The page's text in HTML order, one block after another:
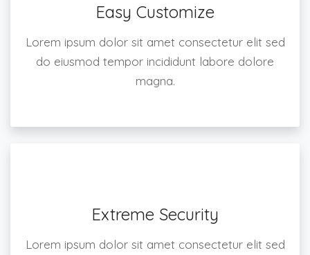
Easy Customize
Lorem ipsum dolor sit amet consectetur elit sed
do eiusmod tempor incididunt labore dolore
magna.
Extreme Security
Lorem ipsum dolor sit amet consectetur elit sed